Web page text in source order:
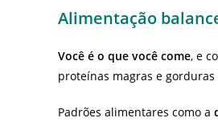
Alimentação
Você é o que você come, e
proteínas magras e
Padrões alimentares como a